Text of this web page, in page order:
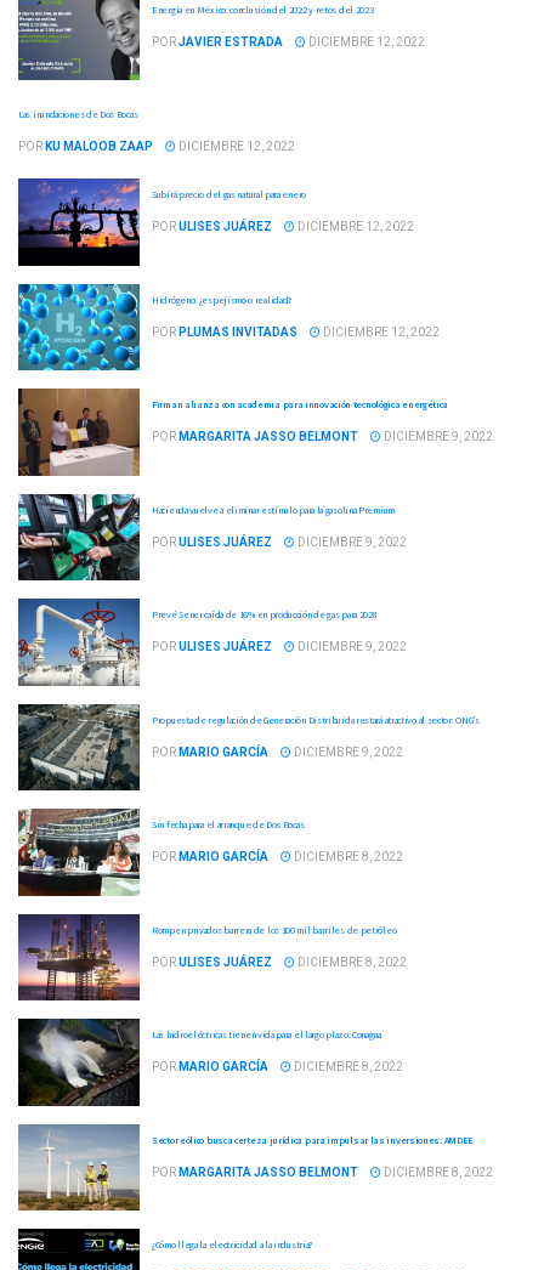
Energía en México: conclusión del 2022 y retos del 2023
PORJAVIER ESTRADA DICIEMBRE 12, 2022
Las inundaciones de Dos Bocas
POR KU MALOOB ZAAP DICIEMBRE 12, 2022
Subirá precio del gas natural para enero
PORULISES JUÁREZ DICIEMBRE 12, 2022
Hidrógeno: ¿espejismo o realidad?
POR PLUMAS INVITADAS DICIEMBRE 12, 2022
Firman alianza con academia para innovación tecnológica energética
POR MARGARITA JASSO BELMONT DICIEMBRE 9, 2022
Hacienda vuelve a eliminar estímulo para la gasolina Premium
PORULISES JUÁREZ DICIEMBRE 9, 2022
Prevé Sener caída de 16% en producción de gas para 2028
PORULISES JUÁREZ DICIEMBRE 9, 2022
Propuesta de regulación de Generación Distribuida restará atractivo al sector: ONG’s
POR MARIO GARCÍA DICIEMBRE 9, 2022
Sin fecha para el arranque de Dos Bocas
POR MARIO GARCÍA DICIEMBRE 8, 2022
Rompen privados barrera de los 100 mil barriles de petróleo
PORULISES JUÁREZ DICIEMBRE 8, 2022
Las hidroeléctricas tienen vida para el largo plazo: Conagua
POR MARIO GARCÍA DICIEMBRE 8, 2022
Sector eólico busca certeza jurídica para impulsar las inversiones: AMDEE
POR MARGARITA JASSO BELMONT DICIEMBRE 8, 2022
¿Cómo llega la electricidad a la industria?